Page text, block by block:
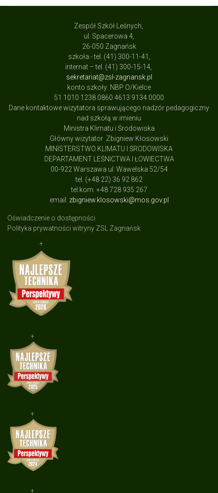
Zespół Szkół Leśnych,
ul. Spacerowa 4,
26-050 Zagnańsk
szkoła - tel. (41) 300-11-41,
internat – tel. (41) 300-15-14,
sekretariat@zsl-zagnansk.pl
konto szkoły: NBP O/Kielce
51 1010 1238 0860 4613 9134 0000
Dane kontaktowe wizytatora sprawującego nadzór pedagogiczny
nad szkołą w imieniu
Ministra Klimatu i Środowiska
Główny wizytator Zbigniew Kłosowski
MINISTERSTWO KLIMATU I ŚRODOWISKA
DEPARTAMENT LEŚNICTWA I ŁOWIECTWA
00-922 Warszawa ul: Wawelska 52/54
tel. (+48 22) 36 92 862
tel.kom. +48 728 935 267
email: zbigniew.klosowski@mos.gov.pl
Oświadczenie o dostępności
Polityka prywatności witryny ZSL Zagnańsk
+
+
+
+